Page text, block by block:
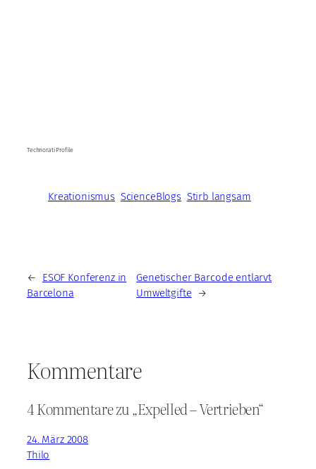
Technorati Profile
Kreationismus ScienceBlogs Stirb langsam
←
ESOF Konferenz in
Barcelona
Genetischer Barcode entlarvt
Umweltgifte →
Kommentare
4 Kommentare zu „Expelled – Vertrieben“
24. März 2008
Thilo